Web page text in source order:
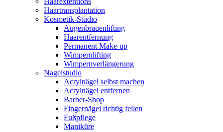
Haartransplantation
Kosmetik-Studio
Augenbrauenlifting
Haarentfernung
Permanent Make-up
Wimpernlifting
Wimpernverlängerung
Nagelstudio
Acrylnägel selbst machen
Acrylnägel entfernen
Barber-Shop
Fingernägel richtig feilen
Fußpflege
Maniküre